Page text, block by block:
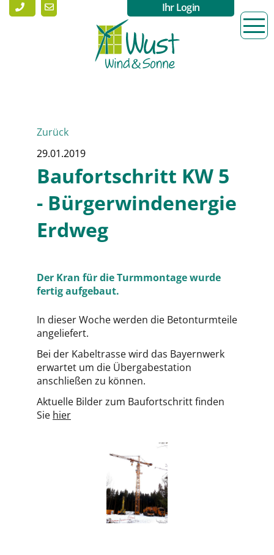
Ihr Login
Zurück
29.01.2019
Baufortschritt KW 5
- Bürgerwindenergie
Erdweg
Der Kran für die Turmmontage wurde
fertig aufgebaut.
In dieser Woche werden die Betonturmteile
angeliefert.
Bei der Kabeltrasse wird das Bayernwerk
erwartet um die Übergabestation
anschließen zu können.
Aktuelle Bilder zum Baufortschritt finden
Sie hier